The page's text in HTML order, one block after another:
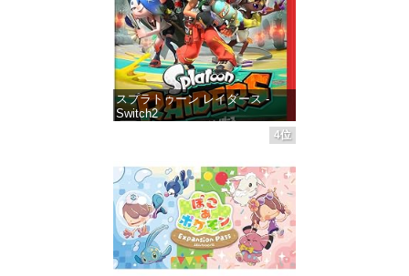
スプラトゥーン レイダース -
Switch2
価格：¥6,455
4位